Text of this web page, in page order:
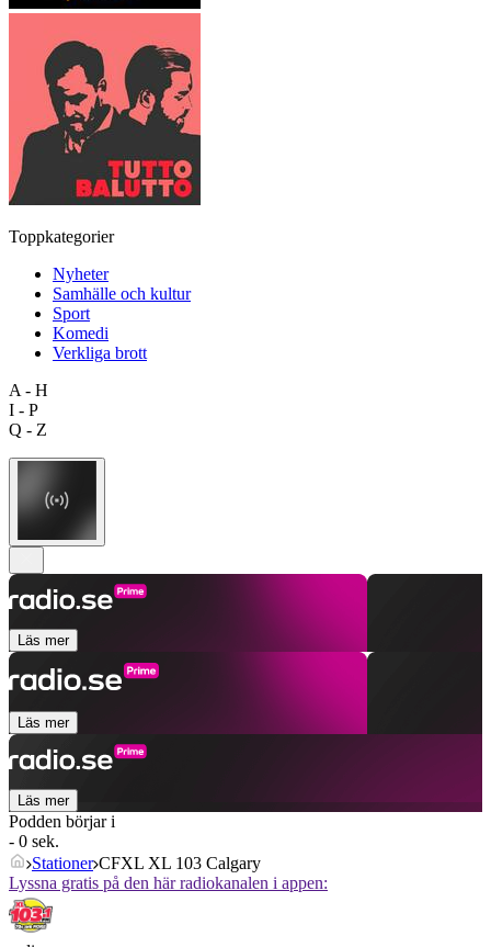
Toppkategorier
Nyheter
Samhälle och kultur
Sport
Komedi
Verkliga brott
A - H
I - P
Q - Z
Läs mer
Läs mer
Läs mer
Podden börjar i
- 0 sek.
Stationer CFXL XL 103 Calgary
Lyssna gratis på den här radiokanalen i appen: